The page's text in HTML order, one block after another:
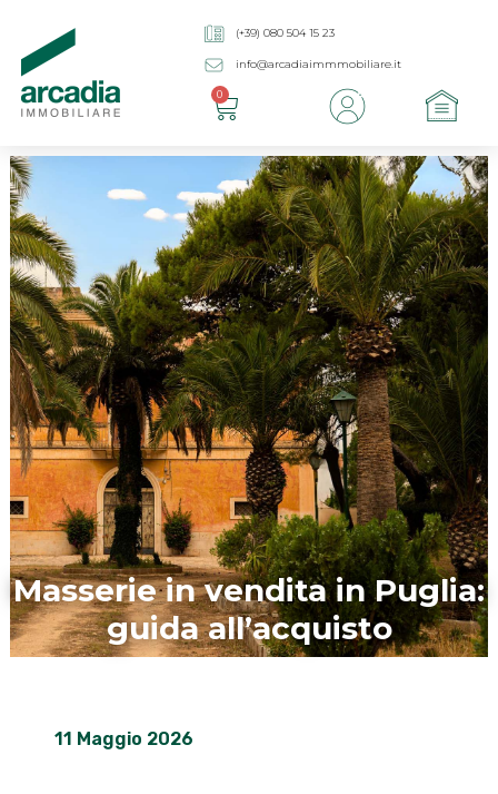
(+39) 080 504 15 23
info@arcadiaimmmobiliare.it
0
Masserie in vendita in Puglia:
guida all’acquisto
11 Maggio 2026